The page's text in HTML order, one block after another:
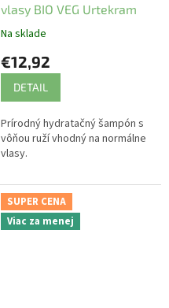
vlasy BIO VEG Urtekram
Na sklade
€12,92
DETAIL
Prírodný hydratačný šampón s
vôňou ruží vhodný na normálne
vlasy.
SUPER CENA
Viac za menej